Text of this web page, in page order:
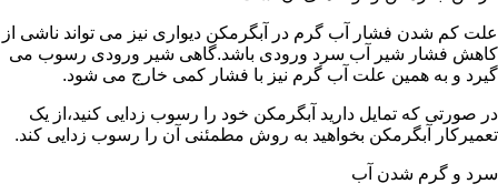
علت کم شدن فشار آب گرم در آبگرمکن دیواری نیز می تواند ناشی از
کاهش فشار شیر آب سرد ورودی باشد.گاهی شیر ورودی رسوب می
گیرد و به همین علت آب گرم نیز با فشار کمی خارج می شود.
در صورتی که تمایل دارید آبگرمکن خود را رسوب زدایی کنید،از یک
تعمیرکار آبگرمکن بخواهید به روش مطمئنی آن را رسوب زدایی کند.
سرد و گرم شدن آب